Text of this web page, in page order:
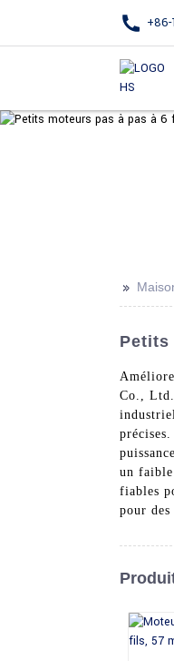
>>
Petits
Co., Ltd.
un faible
fiables
pour